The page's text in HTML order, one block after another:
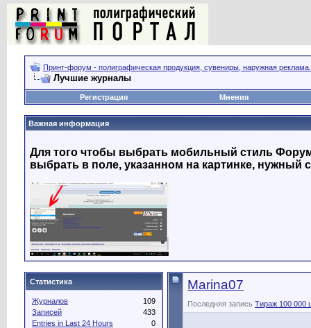
Принт-форум - полиграфическая продукция, сувениры, наружная реклама.
Лучшие журналы
Регистрация Мнения
Важная информация
Для того чтобы выбрать мобильный стиль
выбрать в поле, указанном на картинке, нужный
Marina07
Последняя запись Тираж 100 000
Статистика
Журналов
109
Записей
433
Entries in Last 24 Hours
0